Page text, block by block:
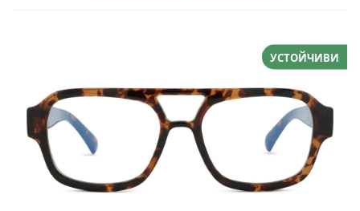
УСТОЙЧИВИ